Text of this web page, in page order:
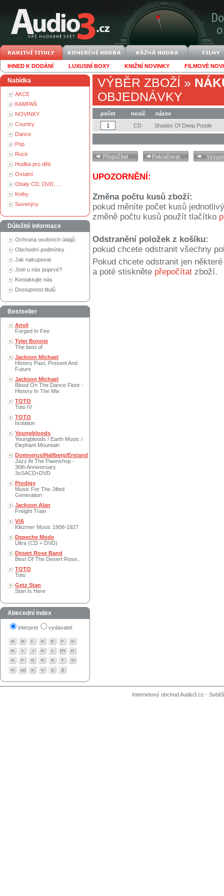
IHNED K DODÁNÍ LUXUSNÍ BOXY KNIŽNÍ NOVINKY FILMOVÉ
Nabídka
AKCE
KAMPAŇ
NOVINKY
Country
Dance
Pop
Rock
Hudba pro děti
Ostatní
Obaly CD, DVD, ...
Knihy
Suvenýry
Důležité informace
Ochrana osobních údajů
Obchodní podmínky
Jak nakupovat
Jste u nás poprvé?
Kontaktujte nás
Dostupnost titulů
Bestseller
Anvil
Forged In Fire
Tyler Bonnie
The best of
Jackson Michael
History Past, Present And
Future
Jackson Michael
Blood On The Dance Floor -
History In The Mix
TOTO
Toto IV
TOTO
Isolation
Youngbloods
Youngbloods / Earth Music /
Elephant Mountain
Domnerus/Hallberg/Erstand
Jazz At The Pawnshop -
30th Anniversary
3xSACD+DVD
Prodigy
Music For The Jilted
Generation
Jackson Alan
Freight Train
V/A
Klezmer Music 1908-1927
Depeche Mode
Ultra (CD + DVD)
Desert Rose Band
Best Of The Desert Rose..
TOTO
Toto
Getz Stan
Stan Is Here
Abecední index
interpret vydavatel
VÝBĚR ZBOŽÍ »
OBJEDNÁVKY
počet nosič
název
CD
Shades Of Deep Purple
UPOZORNĚNÍ:
Změna počtu kusů zboží:
pokud měníte počet kusů
změně počtu kusů použít tlačítko
Odstranění položek z košíku:
pokud chcete odstranit všechny
Pokud chcete odstranit jen
a poté stiskněte přepočítat zboží.
Internetový obchod Audio3.cz -